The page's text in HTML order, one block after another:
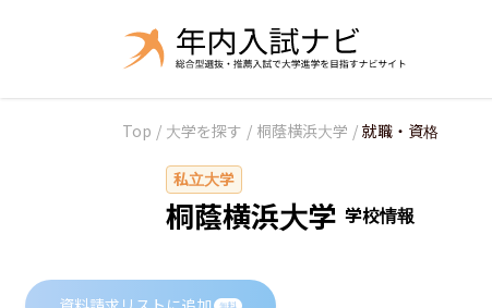
Top / 大学を探す / 桐蔭横浜大学 / 就職・資格
私立大学
桐蔭横浜大学 学校情報
無料